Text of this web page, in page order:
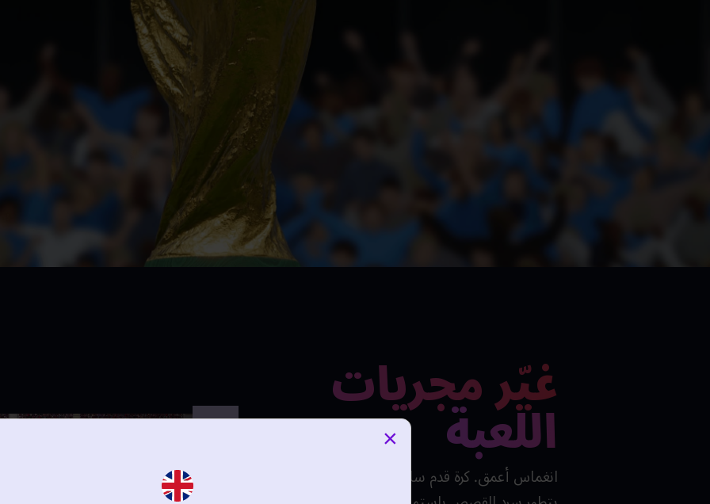
غيّر مجريات
اللعبة
انغماس أعمق. كرة قدم سلسة. إثارة خالصة.
×